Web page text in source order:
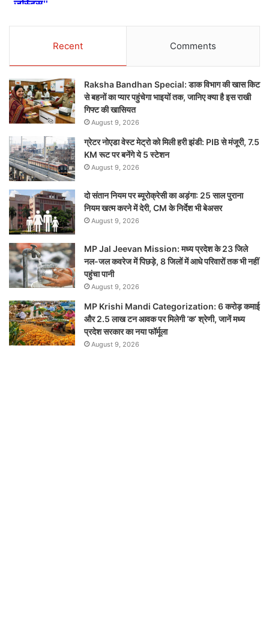
Recent Comments
Raksha Bandhan Special: डाक विभाग की खास किट
से बहनों का प्यार पहुंचेगा भाइयों तक, जानिए क्या है इस राखी
गिफ्ट की खासियत
August 9, 2026
ग्रेटर नोएडा वेस्ट मेट्रो को मिली हरी झंडी: PIB से मंजूरी, 7.5
KM रूट पर बनेंगे ये 5 स्टेशन
August 9, 2026
दो संतान नियम पर ब्यूरोक्रेसी का अड़ंगा: 25 साल पुराना
नियम खत्म करने में देरी, CM के निर्देश भी बेअसर
August 9, 2026
MP Jal Jeevan Mission: मध्य प्रदेश के 23 जिले
नल-जल कवरेज में पिछड़े, 8 जिलों में आधे परिवारों तक भी नहीं
पहुंचा पानी
August 9, 2026
MP Krishi Mandi Categorization: 6 करोड़ कमाई
और 2.5 लाख टन आवक पर मिलेगी ‘क’ श्रेणी, जानें मध्य
प्रदेश सरकार का नया फॉर्मूला
August 9, 2026